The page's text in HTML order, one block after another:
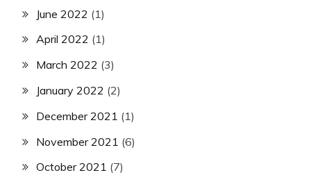
June 2022 (1)
April 2022 (1)
March 2022 (3)
January 2022 (2)
December 2021 (1)
November 2021 (6)
October 2021 (7)